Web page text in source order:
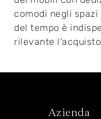
comodi negli
del tempo è
rilevante
Azienda